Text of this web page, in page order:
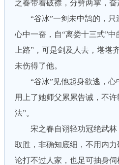
之春带着破襟，分劈两掌，奋
“谷冰”一剑未中鹄的，只
心中一奋，自“离娄十三式”中
上路”，可是剑及人去，堪堪
未伤得了他。
“谷冰”见他起身欲逃，心
用上了她师父累累告诫，不
法”。
宋之春自诩轻功冠绝武林
取胜，非确知底细，不用内
论打不过人家，也足可抽身